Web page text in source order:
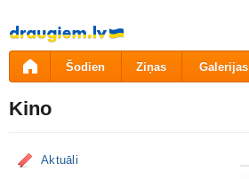
Pāriet
uz
saturu
Šodien Ziņas Galerijas
Kino
Aktuāli